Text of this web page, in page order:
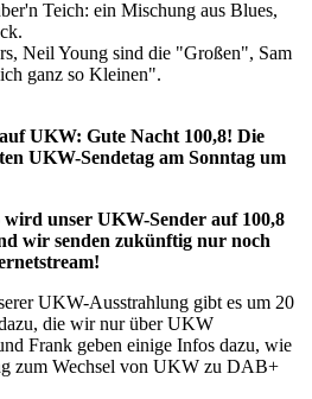
Teich: ein Mischung aus Blues,
Neil Young sind die "Großen", Sam
ganz so Kleinen".
UKW: Gute Nacht 100,8! Die
UKW-Sendetag am Sonntag um
wird unser UKW-Sender auf 100,8
wir senden zukünftig nur noch
UKW-Ausstrahlung gibt es um 20
die wir nur über UKW
Frank geben einige Infos dazu, wie
zum Wechsel von UKW zu DAB+